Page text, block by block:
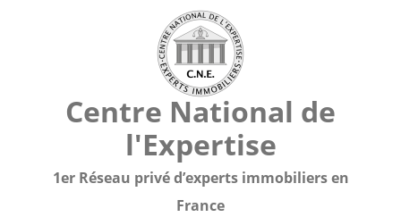
Centre National de
l'Expertise
1er Réseau privé d’experts immobiliers en
France